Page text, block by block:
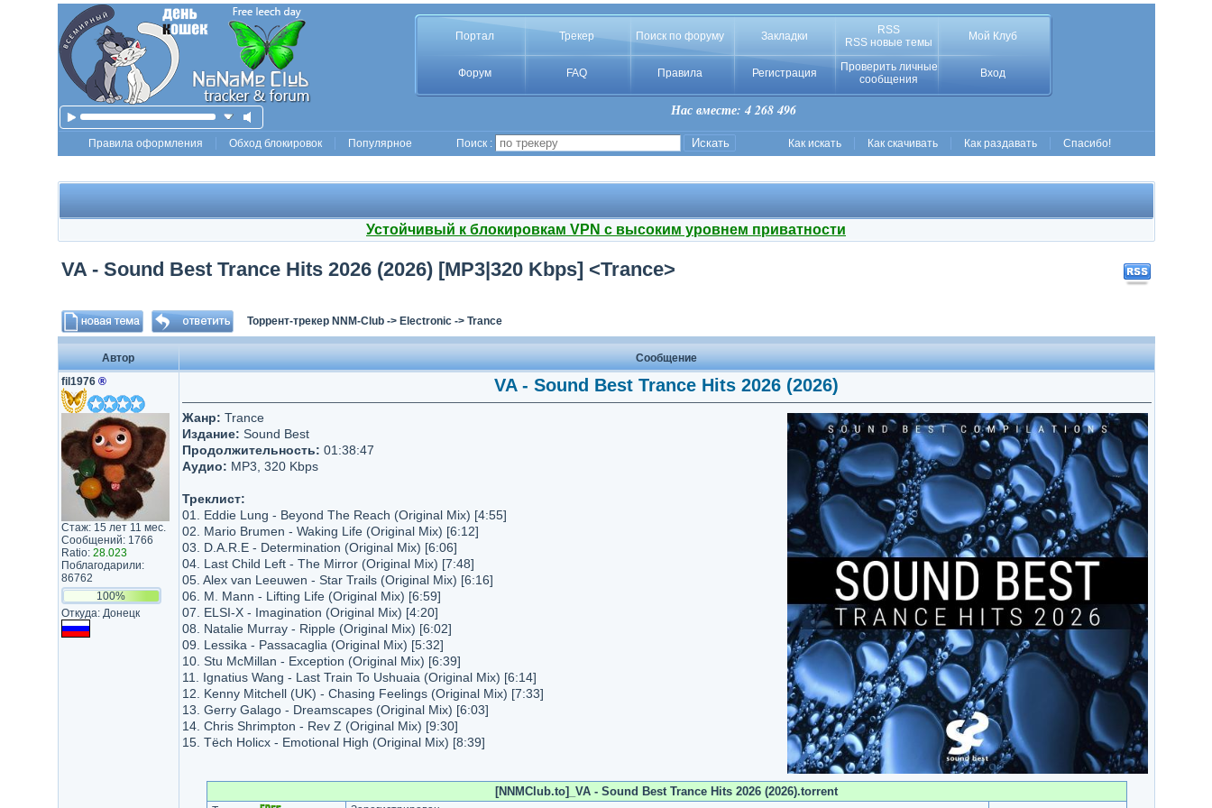
Портал Трекер Поиск по форуму Закладки
RSS
RSS новые темы
Мой Клуб
Форум FAQ Правила Регистрация
Проверить личные
сообщения
Вход
Нас вместе: 4 268 496
Правила оформления Обход блокировок Популярное Поиск : Как искать Как скачивать Как раздавать Спасибо!
Устойчивый к блокировкам VPN с высоким уровнем приватности
VA - Sound Best Trance Hits 2026 (2026) [MP3|320 Kbps] <Trance>
Торрент-трекер NNM-Club-> Electronic-> Trance
Автор
Сообщение
fil1976 ®
Стаж: 15 лет 11 мес.
Сообщений: 1766
Ratio: 28.023
Поблагодарили:
86762
100%
Откуда: Донецк
VA - Sound Best Trance Hits 2026 (2026)
Жанр: Trance
Издание: Sound Best
Продолжительность: 01:38:47
Аудио: MP3, 320 Kbps
Треклист:
01. Eddie Lung - Beyond The Reach (Original Mix) [4:55]
02. Mario Brumen - Waking Life (Original Mix) [6:12]
03. D.A.R.E - Determination (Original Mix) [6:06]
04. Last Child Left - The Mirror (Original Mix) [7:48]
05. Alex van Leeuwen - Star Trails (Original Mix) [6:16]
06. M. Mann - Lifting Life (Original Mix) [6:59]
07. ELSI-X - Imagination (Original Mix) [4:20]
08. Natalie Murray - Ripple (Original Mix) [6:02]
09. Lessika - Passacaglia (Original Mix) [5:32]
10. Stu McMillan - Exception (Original Mix) [6:39]
11. Ignatius Wang - Last Train To Ushuaia (Original Mix) [6:14]
12. Kenny Mitchell (UK) - Chasing Feelings (Original Mix) [7:33]
13. Gerry Galago - Dreamscapes (Original Mix) [6:03]
14. Chris Shrimpton - Rev Z (Original Mix) [9:30]
15. Tëch Holicx - Emotional High (Original Mix) [8:39]
[NNMClub.to]_VA - Sound Best Trance Hits 2026 (2026).torrent